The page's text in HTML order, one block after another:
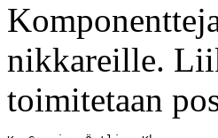
nikkareille.
toimitetaan